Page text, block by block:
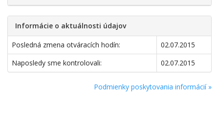
Informácie o aktuálnosti údajov
Posledná zmena otváracích hodín:
02.07.2015
Naposledy sme kontrolovali:
02.07.2015
Podmienky poskytovania informácií »